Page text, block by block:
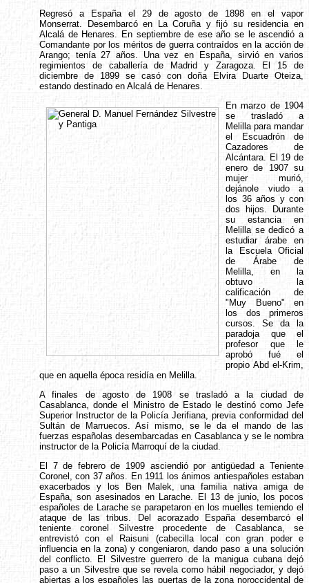
Regresó a España el 29 de agosto de 1898 en el vapor
Monserrat. Desembarcó en La Coruña y fijó su residencia en
Alcalá de Henares. En septiembre de ese año se le ascendió a
Comandante por los méritos de guerra contraídos en la acción de
Arango; tenía 27 años. Una vez en España, sirvió en varios
regimientos de caballería de Madrid y Zaragoza. El 15 de
diciembre de 1899 se casó con doña Elvira Duarte Oteiza,
estando destinado en Alcalá de Henares.
En marzo de 1904
se trasladó a
Melilla para mandar
el Escuadrón de
Cazadores de
Alcántara. El 19 de
enero de 1907 su
mujer murió,
dejánole viudo a
los 36 años y con
dos hijos. Durante
su estancia en
Melilla se dedicó a
estudiar árabe en
la Escuela Oficial
de Árabe de
Melilla, en la
obtuvo la
calificación de
"Muy Bueno" en
los dos primeros
cursos. Se da la
paradoja que el
profesor que le
aprobó fué el
propio Abd el-Krim,
que en aquella época residía en Melilla.
A finales de agosto de 1908 se trasladó a la ciudad de
Casablanca, donde el Ministro de Estado le destinó como Jefe
Superior Instructor de la Policía Jerifiana, previa conformidad del
Sultán de Marruecos. Así mismo, se le da el mando de las
fuerzas españolas desembarcadas en Casablanca y se le nombra
instructor de la Policía Marroquí de la ciudad.
El 7 de febrero de 1909 asciendió por antigüedad a Teniente
Coronel, con 37 años. En 1911 los ánimos antiespañoles estaban
exacerbados y los Ben Malek, una familia nativa amiga de
España, son asesinados en Larache. El 13 de junio, los pocos
españoles de Larache se parapetaron en los muelles temiendo el
ataque de las tribus. Del acorazado España desembarcó el
teniente coronel Silvestre procedente de Casablanca, se
entrevistó con el Raisuni (cabecilla local con gran poder e
influencia en la zona) y congeniaron, dando paso a una solución
del conflicto. El Silvestre guerrero de la manigua cubana dejó
paso a un Silvestre que se revela como hábil negociador, y dejó
abiertas a los españoles las puertas de la zona noroccidental de